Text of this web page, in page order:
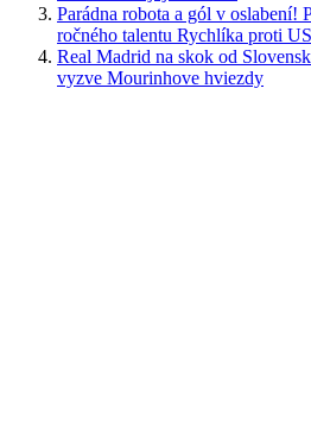
Parádna robota a gól v oslabení!
ročného talentu Rychlíka proti
Real Madrid na skok od
vyzve Mourinhove hviezdy